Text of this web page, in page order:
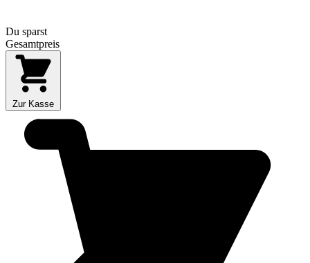
Du sparst
Gesamtpreis
Zur Kasse